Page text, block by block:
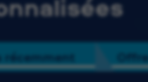
récemment